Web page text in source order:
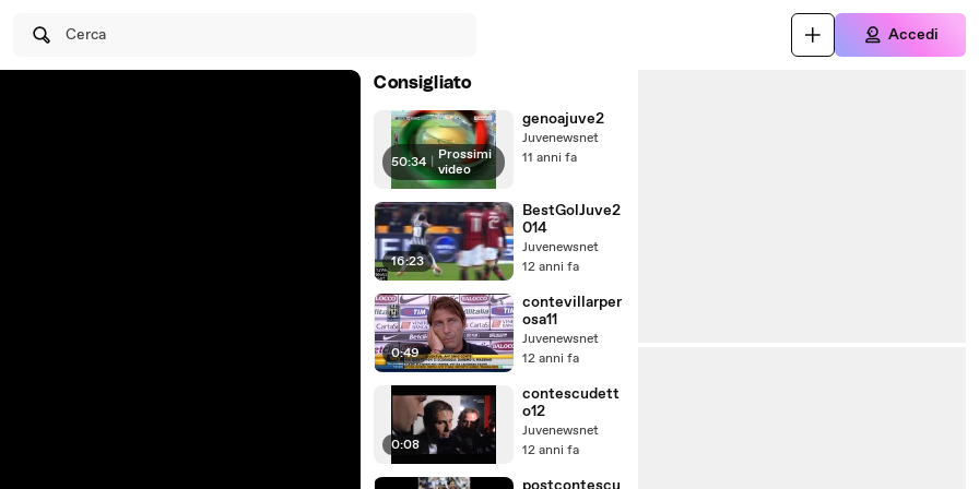
Cerca Accedi
Consigliato
50:34
Prossimi
video
genoajuve2
Juvenewsnet
11 anni fa
16:23
BestGolJuve2
014
Juvenewsnet
12 anni fa
0:49
contevillarper
osa11
Juvenewsnet
12 anni fa
0:08
contescudett
o12
Juvenewsnet
12 anni fa